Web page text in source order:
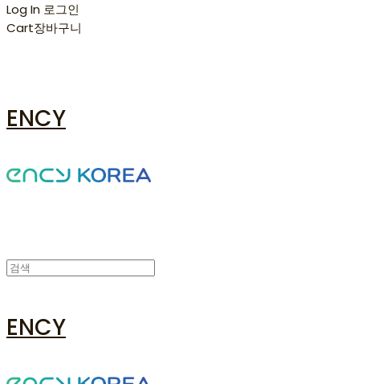
Log In 로그인
Cart장바구니
ENCY
ENCY